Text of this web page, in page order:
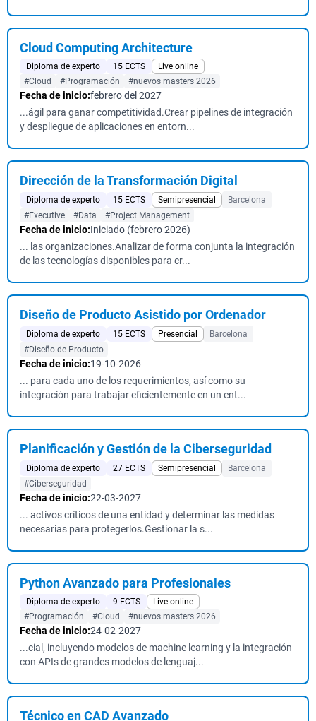
Cloud Computing Architecture
Diploma de experto 15 ECTS
Live online
#Cloud
#Programación #nuevos masters 2026
Fecha de inicio:febrero del 2027
...ágil para ganar competitividad.Crear pipelines de integración
y despliegue de aplicaciones en entorn...
Dirección de la Transformación Digital
Diploma de experto 15 ECTS Semipresencial
Barcelona
#Executive
#Data #Project Management
Fecha de inicio:Iniciado (febrero 2026)
... las organizaciones.Analizar de forma conjunta la integración
de las tecnologías disponibles para cr...
Diseño de Producto Asistido por Ordenador
Diploma de experto 15 ECTS Presencial
Barcelona
#Diseño de Producto
Fecha de inicio:19-10-2026
... para cada uno de los requerimientos, así como su
integración para trabajar eficientemente en un ent...
Planificación y Gestión de la Ciberseguridad
Diploma de experto 27 ECTS Semipresencial
Barcelona
#Ciberseguridad
Fecha de inicio:22-03-2027
... activos críticos de una entidad y determinar las medidas
necesarias para protegerlos.Gestionar la s...
Python Avanzado para Profesionales
Diploma de experto 9 ECTS
Live online
#Programación
#Cloud #nuevos masters 2026
Fecha de inicio:24-02-2027
...cial, incluyendo modelos de machine learning y la integración
con APIs de grandes modelos de lenguaj...
Técnico en CAD Avanzado